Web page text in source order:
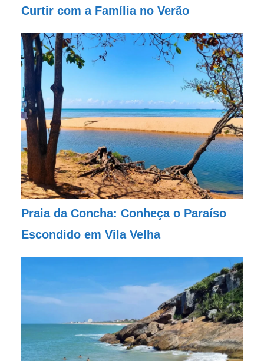
Curtir com a Família no Verão
Praia da Concha: Conheça o Paraíso
Escondido em Vila Velha